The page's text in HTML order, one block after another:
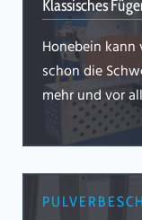
Klassisches
Honebein kann
schon die
mehr und vor